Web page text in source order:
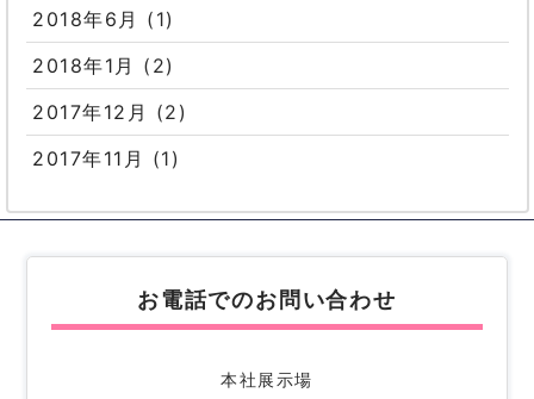
2018年6月 (1)
2018年1月 (2)
2017年12月 (2)
2017年11月 (1)
お電話でのお問い合わせ
本社展示場